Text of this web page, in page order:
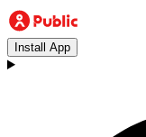
Install App